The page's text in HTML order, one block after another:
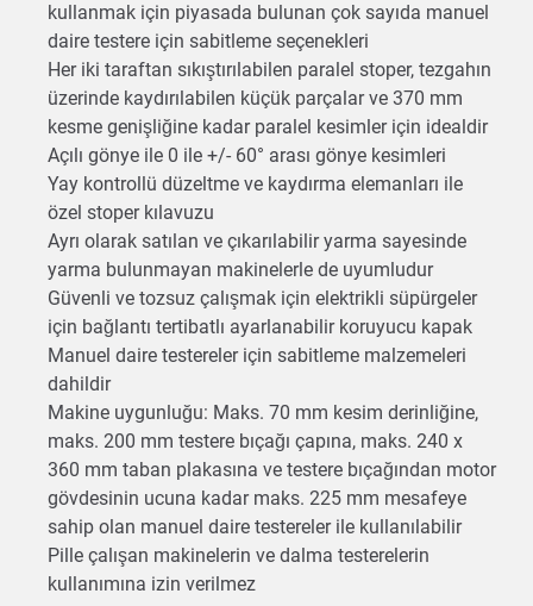
kullanmak için piyasada bulunan çok sayıda manuel
daire testere için sabitleme seçenekleri
Her iki taraftan sıkıştırılabilen paralel stoper, tezgahın
üzerinde kaydırılabilen küçük parçalar ve 370 mm
kesme genişliğine kadar paralel kesimler için idealdir
Açılı gönye ile 0 ile +/- 60° arası gönye kesimleri
Yay kontrollü düzeltme ve kaydırma elemanları ile
özel stoper kılavuzu
Ayrı olarak satılan ve çıkarılabilir yarma sayesinde
yarma bulunmayan makinelerle de uyumludur
Güvenli ve tozsuz çalışmak için elektrikli süpürgeler
için bağlantı tertibatlı ayarlanabilir koruyucu kapak
Manuel daire testereler için sabitleme malzemeleri
dahildir
Makine uygunluğu: Maks. 70 mm kesim derinliğine,
maks. 200 mm testere bıçağı çapına, maks. 240 x
360 mm taban plakasına ve testere bıçağından motor
gövdesinin ucuna kadar maks. 225 mm mesafeye
sahip olan manuel daire testereler ile kullanılabilir
Pille çalışan makinelerin ve dalma testerelerin
kullanımına izin verilmez